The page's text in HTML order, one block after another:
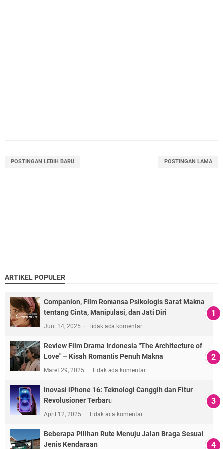
POSTINGAN LEBIH BARU POSTINGAN LAMA
ARTIKEL POPULER
Companion, Film Romansa Psikologis Sarat Makna
tentang Cinta, Manipulasi, dan Jati Diri
Juni 14, 2025 Tidak ada komentar
Review Film Drama Indonesia "The Architecture of
Love" – Kisah Romantis Penuh Makna
Maret 29, 2025 Tidak ada komentar
Inovasi iPhone 16: Teknologi Canggih dan Fitur
Revolusioner Terbaru
April 12, 2025 Tidak ada komentar
Beberapa Pilihan Rute Menuju Jalan Braga Sesuai
Jenis Kendaraan